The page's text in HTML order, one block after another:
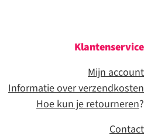
Klantenservice
Mijn account
Informatie over verzendkosten
Hoe kun je retourneren?
Contact